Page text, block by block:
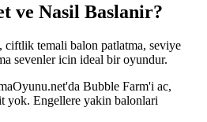
ve Nasil Baslanir?
ciftlik temali balon patlatma, seviye
sevenler icin ideal bir oyundur.
Bubble Farm'i ac,
yok. Engellere yakin balonlari